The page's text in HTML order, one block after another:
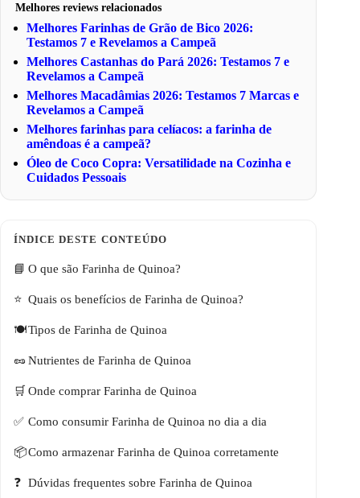
Melhores reviews relacionados
Melhores Farinhas de Grão de Bico 2026:
Testamos 7 e Revelamos a Campeã
Melhores Castanhas do Pará 2026: Testamos 7 e
Revelamos a Campeã
Melhores Macadâmias 2026: Testamos 7 Marcas e
Revelamos a Campeã
Melhores farinhas para celíacos: a farinha de
amêndoas é a campeã?
Óleo de Coco Copra: Versatilidade na Cozinha e
Cuidados Pessoais
O que são Farinha de Quinoa?
Quais os benefícios de Farinha de Quinoa?
Tipos de Farinha de Quinoa
Nutrientes de Farinha de Quinoa
Onde comprar Farinha de Quinoa
Como consumir Farinha de Quinoa no dia a dia
Como armazenar Farinha de Quinoa corretamente
Dúvidas frequentes sobre Farinha de Quinoa